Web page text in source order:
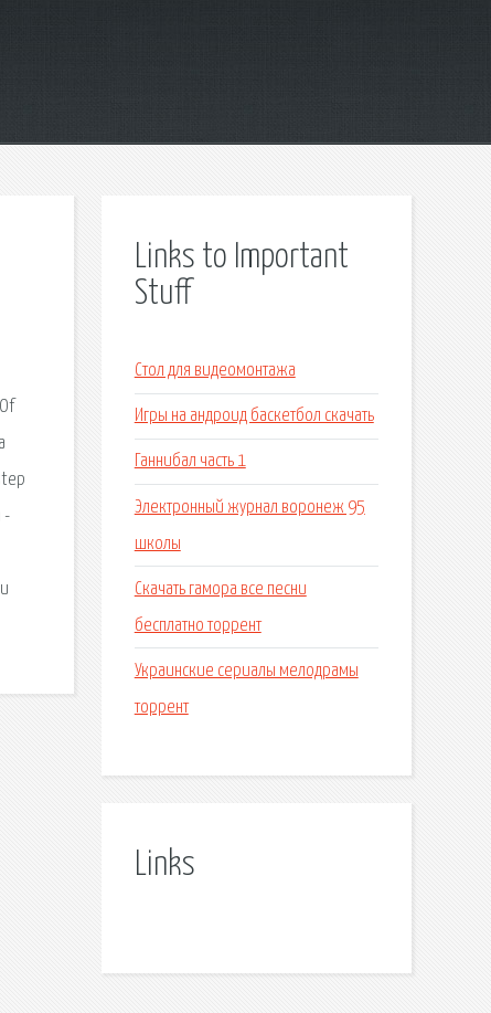
-
Links to Important
Stuff
Стол для видеомонтажа
Игры на андроид баскетбол скачать
Ганнибал часть 1
Электронный журнал воронеж 95
школы
Скачать гамора все песни
бесплатно торрент
Украинские сериалы мелодрамы
торрент
Links